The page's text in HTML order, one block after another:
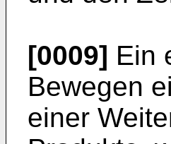
[0009] Ein
Bewegen
einer